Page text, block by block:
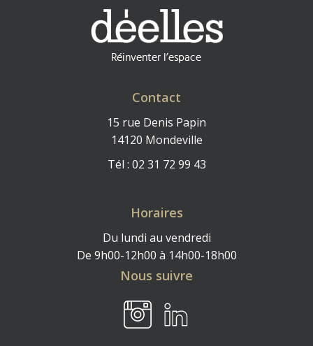
Contact
15 rue Denis Papin
14120 Mondeville
Tél : 02 31 72 99 43
Horaires
Du lundi au vendredi
De 9h00-12h00 à 14h00-18h00
Nous suivre